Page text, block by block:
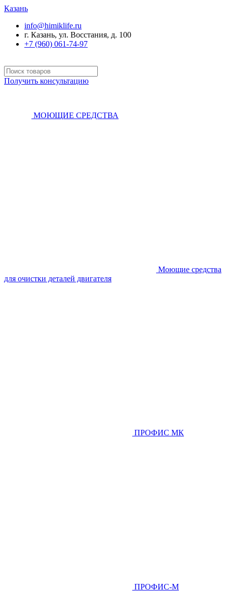
Казань
info@himiklife.ru
г. Казань, ул. Восстания, д. 100
+7 (960) 061-74-97
Получить консультацию
МОЮЩИЕ СРЕДСТВА
Моющие средства
для очистки деталей двигателя
ПРОФИС МК
ПРОФИС-М